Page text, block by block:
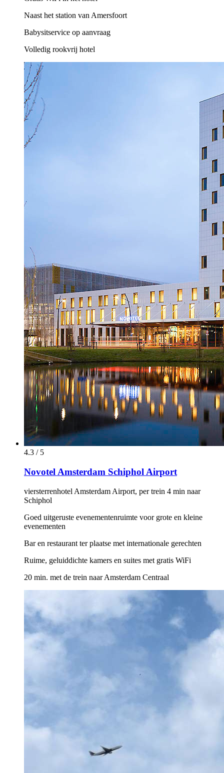
Naast het station van Amersfoort
Babysitservice op aanvraag
Volledig rookvrij hotel
4.3 / 5
Novotel Amsterdam Schiphol Airport
viersterrenhotel Amsterdam Airport, per trein 4 min naar
Schiphol
Goed uitgeruste evenementenruimte voor grote en kleine
evenementen
Bar en restaurant ter plaatse met internationale gerechten
Ruime, geluiddichte kamers en suites met gratis WiFi
20 min. met de trein naar Amsterdam Centraal